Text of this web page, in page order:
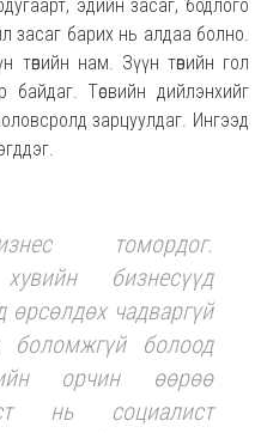
эдийн засаг, бодлого
засаг барих нь алдаа болно.
нам. Зүүн төвийн гол
байдаг. Төсвийн дийлэнхийг
зарцуулдаг. Ингээд
томордог.
бизнесүүд
өрсөлдөх чадваргүй
боломжгүй болоод
орчин өөрөө
нь социалист